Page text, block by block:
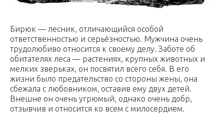
Бирюк — лесник, отличающийся особой
ответственностью и серьёзностью. Мужчина очень
трудолюбиво относится к своему делу. Заботе об
обитателях леса — растениях, крупных животных и
мелких зверьках, он посвятил всего себя. В его
жизни было предательство со стороны жены, она
сбежала с любовником, оставив ему двух детей.
Внешне он очень угрюмый, однако очень добр,
отзывчив и относится ко всем с милосердием.